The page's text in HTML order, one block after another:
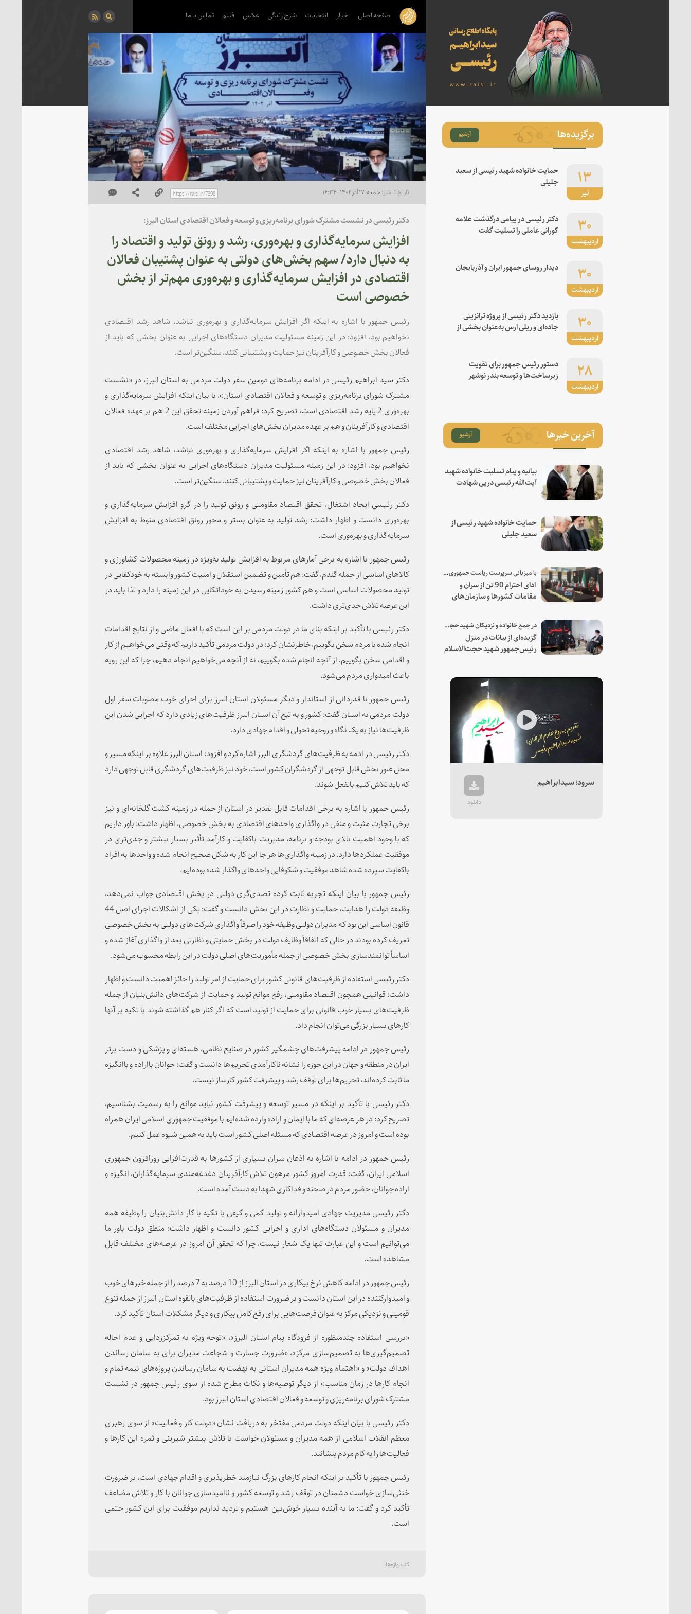
صفحه اصلی اخبار انتخابات شرح زندگی عکس فیلم تماس با ما
جمعه، ۱۷ آذر ۱۴۰۲ - ۱۶:۳۴
دکتر رئیسی در نشست مشترک شورای برنامه‌ریزی و توسعه و فعالان اقتصادی استان البرز:
افزایش سرمایه‌گذاری و بهره‌وری، رشد و رونق تولید و اقتصاد را
به دنبال دارد/ سهم بخش‌های دولتی به عنوان پشتیبان فعالان
اقتصادی در افزایش سرمایه‌گذاری و بهره‌وری مهم‌تر از بخش
خصوصی است
رئیس جمهور با اشاره به اینکه اگر افزایش سرمایه‌گذاری و بهره‌وری نباشد، شاهد رشد اقتصادی
نخواهیم بود، افزود: در این زمینه مسئولیت مدیران دستگاه‌های اجرایی به عنوان بخشی که باید از
فعالان بخش خصوصی و کارآفرینان نیز حمایت و پشتیبانی کنند، سنگین‌تر است.
دکتر سید ابراهیم رئیسی در ادامه برنامه‌های دومین سفر دولت مردمی به استان البرز، در «نشست
مشترک شورای برنامه‌ریزی و توسعه و فعالان اقتصادی استان»، با بیان اینکه افزایش سرمایه‌گذاری و
بهره‌وری 2 پایه رشد اقتصادی است، تصریح کرد: فراهم آوردن زمینه تحقق این 2 هم بر عهده فعالان
اقتصادی و کارآفرینان و هم بر عهده مدیران بخش‌های اجرایی مختلف است.
رئیس جمهور با اشاره به اینکه اگر افزایش سرمایه‌گذاری و بهره‌وری نباشد، شاهد رشد اقتصادی
نخواهیم بود، افزود: در این زمینه مسئولیت مدیران دستگاه‌های اجرایی به عنوان بخشی که باید از
فعالان بخش خصوصی و کارآفرینان نیز حمایت و پشتیبانی کنند، سنگین‌تر است.
دکتر رئیسی ایجاد اشتغال، تحقق اقتصاد مقاومتی و رونق تولید را در گرو افزایش سرمایه‌گذاری و
بهره‌وری دانست و اظهار داشت: رشد تولید به عنوان بستر و محور رونق اقتصادی منوط به افزایش
سرمایه‌گذاری و بهره‌وری است.
رئیس جمهور با اشاره به برخی آمارهای مربوط به افزایش تولید به‌ویژه در زمینه محصولات کشاورزی و
کالاهای اساسی از جمله گندم، گفت: هم تأمین و تضمین استقلال و امنیت کشور وابسته به خودکفایی در
تولید محصولات اساسی است و هم کشور زمینه رسیدن به خوداتکایی در این زمینه را دارد و لذا باید در
این عرصه تلاش جدی‌تری داشت.
دکتر رئیسی با تأکید بر اینکه بنای ما در دولت مردمی بر این است که با افعال ماضی و از نتایج اقدامات
انجام شده با مردم سخن بگوییم، خاطرنشان کرد: در دولت مردمی تأکید داریم که وقتی می‌خواهیم از کار
و اقدامی سخن بگوییم، از آنچه انجام شده بگوییم، نه از آنچه می‌خواهیم انجام دهیم، چرا که این رویه
باعث امیدواری مردم می‌شود.
رئیس جمهور با قدردانی از استاندار و دیگر مسئولان استان البرز برای اجرای خوب مصوبات سفر اول
دولت مردمی به استان گفت: کشور و به تبع آن استان البرز ظرفیت‌های زیادی دارد که اجرایی شدن این
ظرفیت‌ها نیاز به یک نگاه و روحیه تحولی و اقدام جهادی دارد.
دکتر رئیسی در ادمه به ظرفیت‌های گردشگری البرز اشاره کرد و افزود: استان البرز علاوه بر اینکه مسیر و
محل عبور بخش قابل توجهی از گردشگران کشور است، خود نیز ظرفیت‌های گردشگری قابل توجهی دارد
که باید تلاش کنیم بالفعل شوند.
رئیس جمهور با اشاره به برخی اقدامات قابل تقدیر در استان از جمله در زمینه کشت گلخانه‌ای و نیز
برخی تجارت مثبت و منفی در واگذاری واحدهای اقتصادی به بخش خصوصی، اظهار داشت: باور داریم
که با وجود اهمیت بالای بودجه و برنامه، مدیریت باکفایت و کارآمد تأثیر بسیار بیشتر و جدی‌تری در
موفقیت عملکردها دارد. در زمینه واگذاری‌ها هر جا این کار به شکل صحیح انجام شده و واحدها به افراد
باکفایت سپرده شده شاهد موفقیت و شکوفایی واحدهای واگذار شده بوده‌ایم.
رئیس جمهور با بیان اینکه تجربه ثابت کرده تصدی‌گری دولتی در بخش اقتصادی جواب نمی‌دهد،
وظیفه دولت را هدایت، حمایت و نظارت در این بخش دانست و گفت: یکی از اشکالات اجرای اصل 44
قانون اساسی این بود که مدیران دولتی وظیفه خود را صرفاً واگذاری شرکت‌های دولتی به بخش خصوصی
تعریف کرده بودند در حالی که اتفاقاً وظایف دولت در بخش حمایتی و نظارتی بعد از واگذاری آغاز شده و
اساساً توانمندسازی بخش خصوصی از جمله مأموریت‌های اصلی دولت در این رابطه محسوب می‌شود.
دکتر رئیسی استفاده از ظرفیت‌های قانونی کشور برای حمایت از امر تولید را حائز اهمیت دانست و اظهار
داشت: قوانینی همچون اقتصاد مقاومتی، رفع موانع تولید و حمایت از شرکت‌های دانش‌بنیان از جمله
ظرفیت‌های بسیار خوب قانونی برای حمایت از تولید است که اگر کنار هم گذاشته شوند با تکیه بر آنها
کارهای بسیار بزرگی می‌توان انجام داد.
رئیس جمهور در ادامه پیشرفت‌های چشمگیر کشور در صنایع نظامی، هسته‌ای و پزشکی و دست برتر
ایران در منطقه و جهان در این حوزه را نشانه ناکارآمدی تحریم‌ها دانست و گفت: جوانان بااراده و باانگیزه
ما ثابت کرده‌اند، تحریم‌ها برای توقف رشد و پیشرفت کشور کارساز نیست.
دکتر رئیسی با تأکید بر اینکه در مسیر توسعه و پیشرفت کشور نباید موانع را به رسمیت بشناسیم،
تصریح کرد: در هر عرصه‌ای که ما با ایمان و اراده وارده شده‌ایم با موفقیت جمهوری اسلامی ایران همراه
بوده است و امروز در عرصه اقتصادی که مسئله اصلی کشور است باید به همین شیوه عمل کنیم.
رئیس جمهور در ادامه با اشاره به اذعان سران بسیاری از کشورها به قدرت‌افزایی روزافزون جمهوری
اسلامی ایران، گفت: قدرت امروز کشور مرهون تلاش کارآفرینان دغدغه‌مندی سرمایه‌گذاران، انگیزه و
اراده جوانان، حضور مردم در صحنه و فداکاری شهدا به دست آمده است.
دکتر رئیسی مدیریت جهادی امیدوارانه و تولید کمی و کیفی با تکیه با کار دانش‌بنیان را وظیفه همه
مدیران و مسئولان دستگاه‌های اداری و اجرایی کشور دانست و اظهار داشت: منطق دولت باور ما
می‌توانیم است و این عبارت تنها یک شعار نیست، چرا که تحقق آن امروز در عرصه‌های مختلف قابل
مشاهده است.
رئیس جمهور در ادامه کاهش نرخ بیکاری در استان البرز از 10 درصد به 7 درصد را از جمله خبرهای خوب
و امیدوارکننده در این استان دانست و بر ضرورت استفاده از ظرفیت‌های بالقوه استان البرز از جمله تنوع
قومیتی و نزدیکی مرکز به عنوان فرصت‌هایی برای رفع کامل بیکاری و دیگر مشکلات استان تأکید کرد.
«بررسی استفاده چندمنظوره از فرودگاه پیام استان البرز»، «توجه ویژه به تمرکززدایی و عدم احاله
تصمیم‌گیری‌ها به تصمیم‌سازی مرکز»، «ضرورت جسارت و شجاعت مدیران برای به سامان رساندن
اهداف دولت» و «اهتمام ویژه همه مدیران استانی به نهضت به سامان رساندن پروژه‌های نیمه تمام و
انجام کارها در زمان مناسب» از دیگر توصیه‌ها و نکات مطرح شده از سوی رئیس جمهور در نشست
مشترک شورای برنامه‌ریزی و توسعه و فعالان اقتصادی استان البرز بود.
دکتر رئیسی با بیان اینکه دولت مردمی مفتخر به دریافت نشان «دولت کار و فعالیت» از سوی رهبری
معظم انقلاب اسلامی از همه مدیران و مسئولان خواست با تلاش بیشتر شیرینی و ثمره این کارها و
فعالیت‌ها را به کام مردم بنشانند.
رئیس جمهور با تأکید بر اینکه انجام کارهای بزرگ نیازمند خطرپذیری و اقدام جهادی است، بر ضرورت
خنثی‌سازی خواست دشمنان در توقف رشد و توسعه کشور و ناامیدسازی جوانان با کار و تلاش مضاعف
تأکید کرد و گفت: ما به آینده بسیار خوش‌بین هستیم و تردید نداریم موفقیت برای این کشور حتمی
است.
برگزیده‌ها آرشیو
تیر
۱۳
حمایت خانواده شهید رئیسی از سعید
جلیلی
اردیبهشت
۳۰
دکتر رئیسی در پیامی درگذشت علامه
کورانی عاملی را تسلیت گفت
اردیبهشت
۳۰ دیدار روسای جمهور ایران و آذربایجان
اردیبهشت
۳۰
بازدید دکتر رئیسی از پروژه ترانزیتی
جاده‌ای و ریلی ارس به‌عنوان بخشی از
اردیبهشت
۲۸
دستور رئیس جمهور برای تقویت
زیرساخت‌ها و توسعه بندر نوشهر
آخرین خبرها آرشیو
بیانیه و پیام تسلیت خانواده شهید
آیت‌الله رئیسی درپی شهادت
حمایت خانواده شهید رئیسی از
سعید جلیلی
با میزبانی سرپرست ریاست جمهوری صورت گرفت؛
ادای احترام 90 تن از سران و
مقامات کشورها و سازمان‌های
در جمع خانواده و نزدیکان شهید حجت‌الاسلام‌والمسلمین رئیسی:
گزیده‌ای از بیانات در منزل
رئیس‌جمهور شهید حجت‌الاسلام
Play
Video
سرود؛ سیدابراهیم
دانلود